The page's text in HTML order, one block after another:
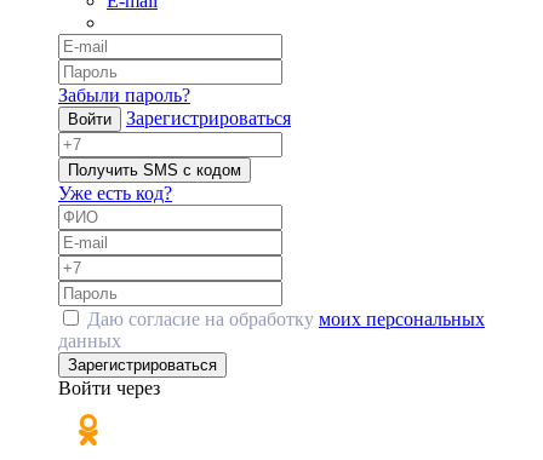
Забыли пароль?
Войти Зарегистрироваться
Получить SMS с кодом
Уже есть код?
Даю согласие на обработку моих персональных
данных
Зарегистрироваться
Войти через